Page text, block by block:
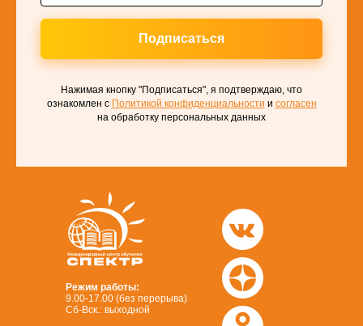
Подписаться
Нажимая кнопку "Подписаться", я подтверждаю, что
ознакомлен с Политикой конфиденциальности и согласен
на обработку персональных данных
Режим работы:
9.00-17.00 (без перерыва)
Сб-Вск.: выходной